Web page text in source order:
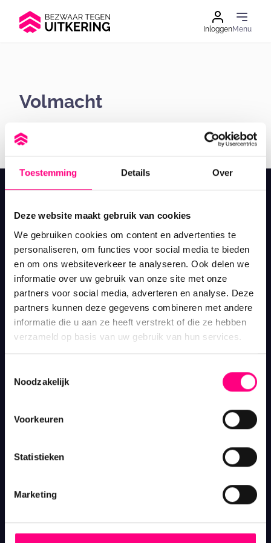
Toestemming Details Over
Deze website maakt gebruik van cookies
We gebruiken cookies om content en advertenties te
personaliseren, om functies voor social media te bieden
en om ons websiteverkeer te analyseren. Ook delen we
informatie over uw gebruik van onze site met onze
partners voor social media, adverteren en analyse. Deze
partners kunnen deze gegevens combineren met andere
informatie die u aan ze heeft verstrekt of die ze hebben
verzameld op basis van uw gebruik van hun services.
Noodzakelijk
Voorkeuren
Statistieken
Marketing
InloggenMenu
Volmacht
bezwaartegenuitkering.nl
Gratis hulp bij bezwaar maken tegen besluiten van UWV.
WIA, WW en Ziektewet — Professioneel en volledig
kosteloos.
Snelle Links
Home
Contact
Juridisch
Privacyverklaring